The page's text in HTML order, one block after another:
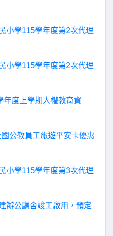
小學115學年度第2次代理
小學115學年度第2次代理
年度上學期人權教育資
公教員工旅遊平安卡優惠
小學115學年度第3次代理
辦公廳舍竣工啟用，預定